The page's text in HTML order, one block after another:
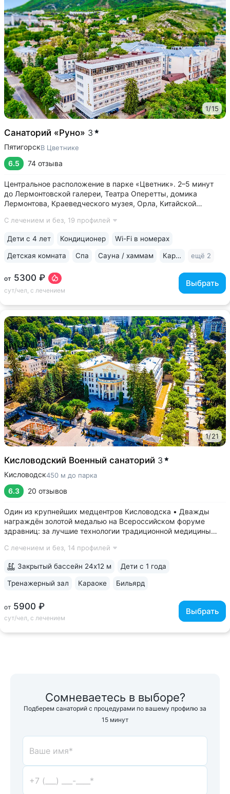
1/15
Санаторий «Руно» 3
ПятигорскВ Цветнике
6.5 74 отзыва
Центральное расположение в парке «Цветник». 2–5 минут
до Лермонтовской галереи, Театра Оперетты, домика
Лермонтова, Краеведческого музея, Орла, Китайской
«Каштан». Теплые переходы между основным и лечебным
С лечением и без, 19 профилей
от 5300 ₽
сут/чел, с лечением
Выбрать
Дети с 4 лет Кондиционер Wi-Fi в номерах
Детская комната Спа Сауна / хаммам Караоке ещё 2
1/21
Кисловодский Военный санаторий 3
Кисловодск450 м до парка
6.3 20 отзывов
Один из крупнейших медцентров Кисловодска • Дважды
награждён золотой медалью на Всероссийском форуме
здравниц: за лучшие технологии традиционной медицины
корпуса в духе «сталинского ампира»: бережно
С лечением и без, 14 профилей
от 5900 ₽
сут/чел, с лечением
Выбрать
Закрытый бассейн 24х12 м Дети с 1 года
Тренажерный зал Караоке Бильярд
Сомневаетесь в выборе?
Подберем санаторий с процедурами по вашему профилю за
15 минут